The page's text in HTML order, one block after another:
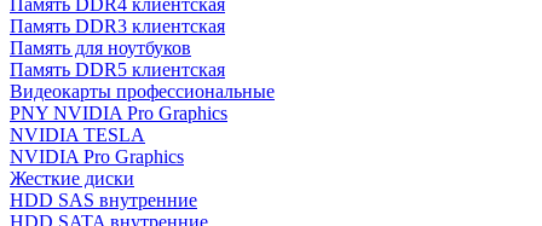
Память DDR4 клиентская
Память DDR3 клиентская
Память для ноутбуков
Память DDR5 клиентская
Видеокарты профессиональные
PNY NVIDIA Pro Graphics
NVIDIA TESLA
NVIDIA Pro Graphics
Жесткие диски
HDD SAS внутренние
HDD SATA внутренние